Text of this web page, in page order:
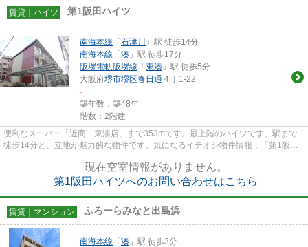
賃貸｜ハイツ 第1阪田ハイツ
南海本線 「 石津川
」駅 徒歩14分
南海本線 「 湊 」駅 徒歩17分
阪堺電軌阪堺線 「 東湊 」駅 徒歩5分
大阪府堺市堺区春日通 ４丁1-22
-
築年数：築48年
階数：2階建
便利なスーパー「近商 東湊店」まで353mです。最上階のハイツです。駅まで
徒歩14分と、立地が魅力的な物件です。気になるイチオシ物件情報：「第1阪田
現在空室情報がありません。
第1阪田ハイツへのお問い合わせはこちら
賃貸｜マンション ふろーらみなと出島浜
南海本線 「 湊 」駅 徒歩3分